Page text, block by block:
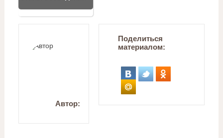
Автор:
Поделиться
материалом: